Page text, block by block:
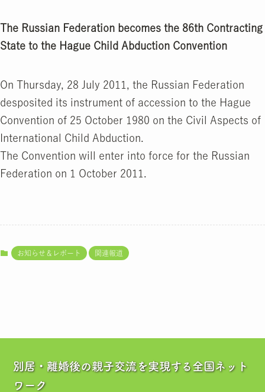
The Russian Federation becomes the 86th Contracting
State to the Hague Child Abduction Convention
On Thursday, 28 July 2011, the Russian Federation
desposited its instrument of accession to the Hague
Convention of 25 October 1980 on the Civil Aspects of
International Child Abduction.
The Convention will enter into force for the Russian
Federation on 1 October 2011.
お知らせ＆レポート 関連報道
別居・離婚後の親子交流を実現する全国ネット
ワーク